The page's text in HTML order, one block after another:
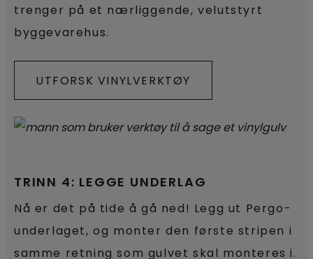
trenger på et nærliggende, velutstyrt
byggevarehus.
UTFORSK VINYLVERKTØY
TRINN 4: LEGGE UNDERLAG
Nå er det på tide å gå ned! Legg ut Pergo-
underlaget, og monter den første stripen i
samme retning som gulvet skal monteres i.